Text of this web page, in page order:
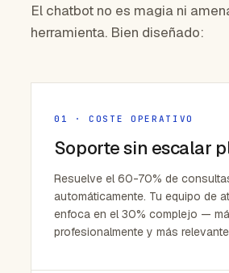
El chatbot no es magia ni
herramienta. Bien diseñado:
01 · COSTE OPERATIVO
Soporte sin escalar
Resuelve el 60-70% de
automáticamente. Tu equipo de
enfoca en el 30% complejo —
profesionalmente y más